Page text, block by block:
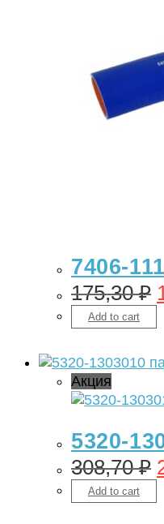
7406-
175,30₽
Add to cart
Акция
5320-
308,70₽
Add to cart